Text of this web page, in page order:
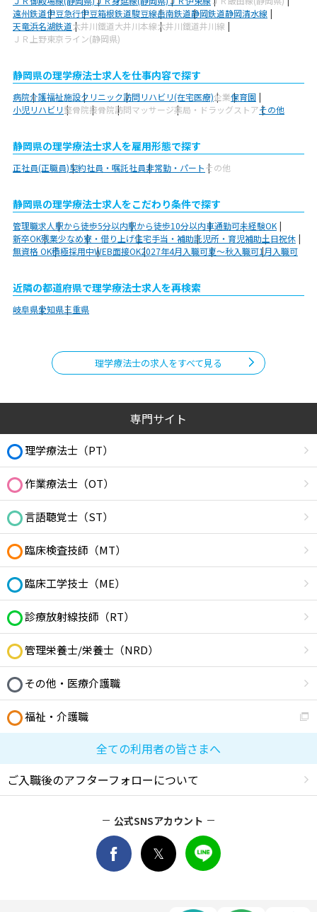
遠州鉄道伊豆急行伊豆箱根鉄道駿豆線岳南鉄道静岡鉄道静岡清水線
天竜浜名湖鉄道大井川鐵道大井川本線大井川鐵道井川線
ＪＲ上野東京ライン(静岡県)
静岡県の理学療法士求人を仕事内容で探す
病院介護福祉施設クリニック訪問リハビリ(在宅医療)企業保育園
小児リハビリ整骨院接骨院訪問マッサージ薬局・ドラッグストアその他
静岡県の理学療法士求人を雇用形態で探す
正社員(正職員)契約社員・嘱託社員非常勤・パートその他
静岡県の理学療法士求人をこだわり条件で探す
管理職求人駅から徒歩5分以内駅から徒歩10分以内車通勤可未経験OK
新卒OK残業少なめ寮・借り上げ住宅手当・補助託児所・育児補助土日祝休
無資格 OK積極採用中WEB面接OK2027年4月入職可夏～秋入職可1月入職可
近隣の都道府県で理学療法士求人を再検索
岐阜県愛知県三重県
理学療法士の求人をすべて見る
専門サイト
理学療法士（PT）
作業療法士（OT）
言語聴覚士（ST）
臨床検査技師（MT）
臨床工学技士（ME）
診療放射線技師（RT）
管理栄養士/栄養士（NRD）
その他・医療介護職
福祉・介護職
全ての利用者の皆さまへ
ご入職後のアフターフォローについて
公式SNSアカウント